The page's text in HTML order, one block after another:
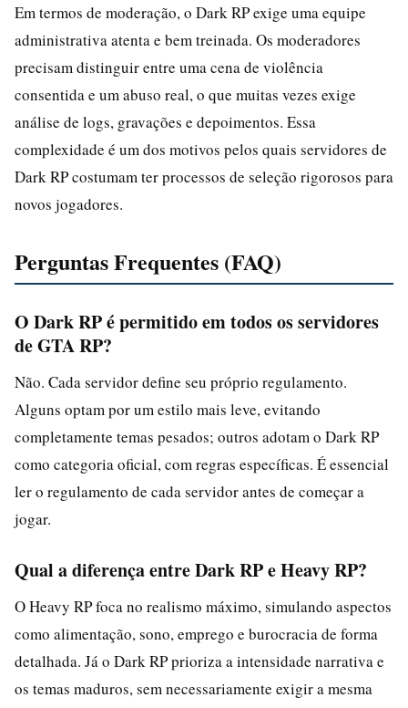
Em termos de moderação, o Dark RP exige uma equipe
administrativa atenta e bem treinada. Os moderadores
precisam distinguir entre uma cena de violência
consentida e um abuso real, o que muitas vezes exige
análise de logs, gravações e depoimentos. Essa
complexidade é um dos motivos pelos quais servidores de
Dark RP costumam ter processos de seleção rigorosos para
novos jogadores.
Perguntas Frequentes (FAQ)
O Dark RP é permitido em todos os servidores
de GTA RP?
Não. Cada servidor define seu próprio regulamento.
Alguns optam por um estilo mais leve, evitando
completamente temas pesados; outros adotam o Dark RP
como categoria oficial, com regras específicas. É essencial
ler o regulamento de cada servidor antes de começar a
jogar.
Qual a diferença entre Dark RP e Heavy RP?
O Heavy RP foca no realismo máximo, simulando aspectos
como alimentação, sono, emprego e burocracia de forma
detalhada. Já o Dark RP prioriza a intensidade narrativa e
os temas maduros, sem necessariamente exigir a mesma